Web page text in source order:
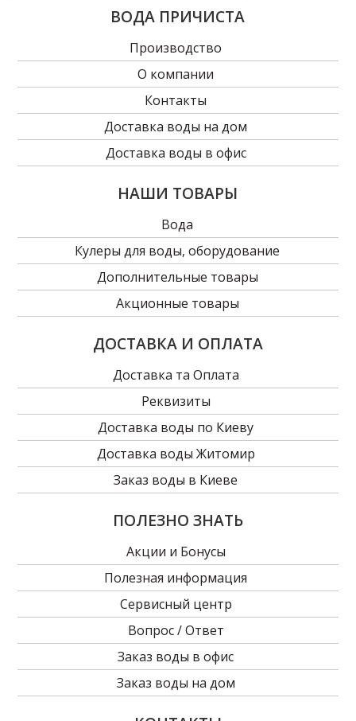
ВОДА ПРИЧИСТА
Производство
О компании
Контакты
Доставка воды на дом
Доставка воды в офис
НАШИ ТОВАРЫ
Вода
Кулеры для воды, оборудование
Дополнительные товары
Акционные товары
ДОСТАВКА И ОПЛАТА
Доставка та Оплата
Реквизиты
Доставка воды по Киеву
Доставка воды Житомир
Заказ воды в Киеве
ПОЛЕЗНО ЗНАТЬ
Акции и Бонусы
Полезная информация
Сервисный центр
Вопрос / Ответ
Заказ воды в офиc
Заказ воды на дом